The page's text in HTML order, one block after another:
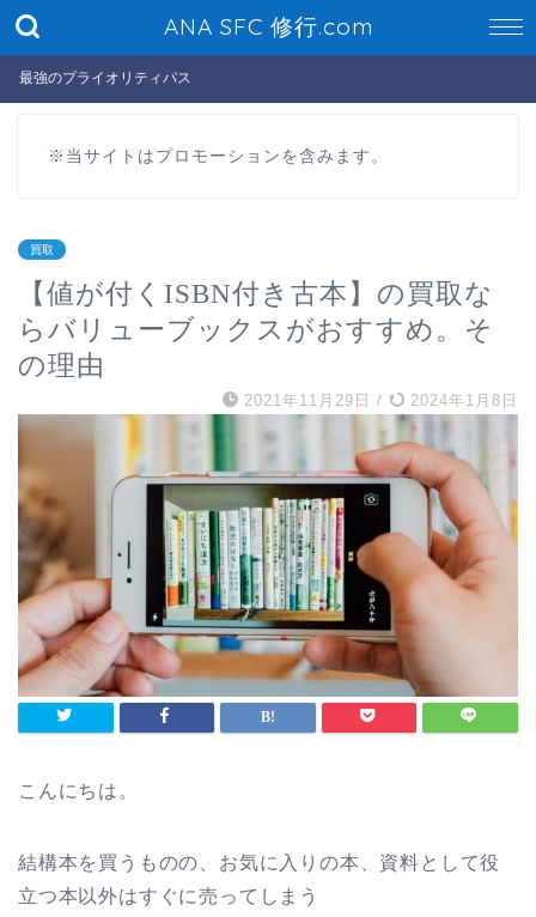
ANA SFC 修行.com
最強のプライオリティパス
※当サイトはプロモーションを含みます。
買取
【値が付くISBN付き古本】の買取な
らバリューブックスがおすすめ。そ
の理由
2021年11月29日 / 2024年1月8日
こんにちは。
結構本を買うものの、お気に入りの本、資料として役
立つ本以外はすぐに売ってしまう